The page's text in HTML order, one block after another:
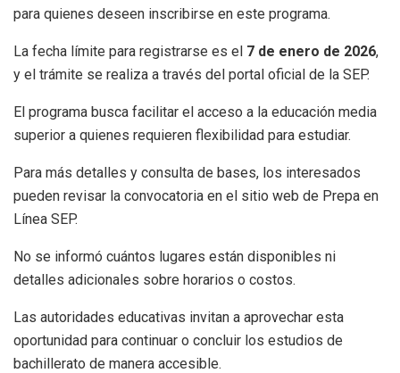
para quienes deseen inscribirse en este programa.
La fecha límite para registrarse es el 7 de enero de 2026,
y el trámite se realiza a través del portal oficial de la SEP.
El programa busca facilitar el acceso a la educación media
superior a quienes requieren flexibilidad para estudiar.
Para más detalles y consulta de bases, los interesados
pueden revisar la convocatoria en el sitio web de Prepa en
Línea SEP.
No se informó cuántos lugares están disponibles ni
detalles adicionales sobre horarios o costos.
Las autoridades educativas invitan a aprovechar esta
oportunidad para continuar o concluir los estudios de
bachillerato de manera accesible.